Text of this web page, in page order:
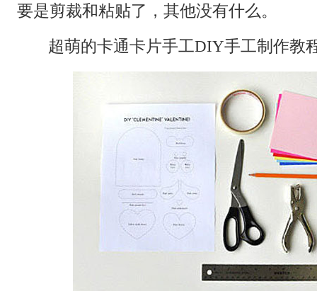
要是剪裁和粘贴了，其他没有什么。
超萌的卡通卡片手工DIY手工制作教